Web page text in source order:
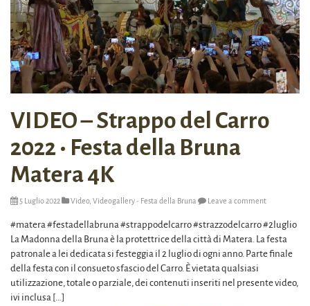
VIDEO – Strappo del Carro
2022 • Festa della Bruna
Matera 4K
5 Luglio 2022 Video, Videogallery - Festa della Bruna Leave a comment
#matera #festadellabruna #strappodelcarro #strazzodelcarro #2luglio
La Madonna della Bruna è la protettrice della città di Matera. La festa
patronale a lei dedicata si festeggia il 2 luglio di ogni anno. Parte finale
della festa con il consueto sfascio del Carro. È vietata qualsiasi
utilizzazione, totale o parziale, dei contenuti inseriti nel presente video,
ivi inclusa […]